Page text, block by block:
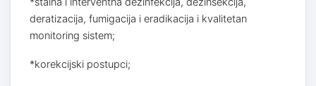
deratizacija, fumigacija i eradikacija i kvalitetan
monitoring sistem;
*korekcijski postupci;